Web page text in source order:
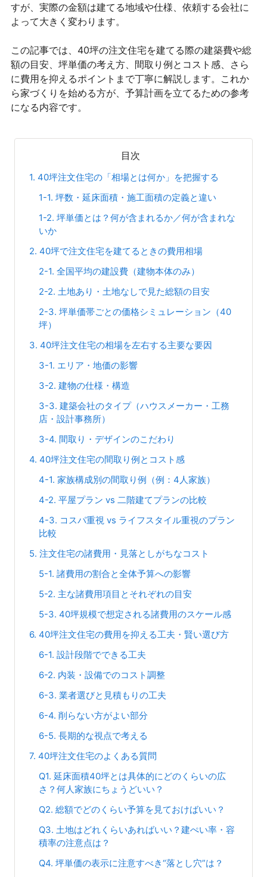
すが、実際の金額は建てる地域や仕様、依頼する会社に
よって大きく変わります。
この記事では、40坪の注文住宅を建てる際の建築費や総
額の目安、坪単価の考え方、間取り例とコスト感、さら
に費用を抑えるポイントまで丁寧に解説します。これか
ら家づくりを始める方が、予算計画を立てるための参考
になる内容です。
目次
1. 40坪注文住宅の「相場とは何か」を把握する
1-1. 坪数・延床面積・施工面積の定義と違い
1-2. 坪単価とは？何が含まれるか／何が含まれな
いか
2. 40坪で注文住宅を建てるときの費用相場
2-1. 全国平均の建設費（建物本体のみ）
2-2. 土地あり・土地なしで見た総額の目安
2-3. 坪単価帯ごとの価格シミュレーション（40
坪）
3. 40坪注文住宅の相場を左右する主要な要因
3-1. エリア・地価の影響
3-2. 建物の仕様・構造
3-3. 建築会社のタイプ（ハウスメーカー・工務
店・設計事務所）
3-4. 間取り・デザインのこだわり
4. 40坪注文住宅の間取り例とコスト感
4-1. 家族構成別の間取り例（例：4人家族）
4-2. 平屋プラン vs 二階建てプランの比較
4-3. コスパ重視 vs ライフスタイル重視のプラン
比較
5. 注文住宅の諸費用・見落としがちなコスト
5-1. 諸費用の割合と全体予算への影響
5-2. 主な諸費用項目とそれぞれの目安
5-3. 40坪規模で想定される諸費用のスケール感
6. 40坪注文住宅の費用を抑える工夫・賢い選び方
6-1. 設計段階でできる工夫
6-2. 内装・設備でのコスト調整
6-3. 業者選びと見積もりの工夫
6-4. 削らない方がよい部分
6-5. 長期的な視点で考える
7. 40坪注文住宅のよくある質問
Q1. 延床面積40坪とは具体的にどのくらいの広
さ？何人家族にちょうどいい？
Q2. 総額でどのくらい予算を見ておけばいい？
Q3. 土地はどれくらいあればいい？建ぺい率・容
積率の注意点は？
Q4. 坪単価の表示に注意すべき“落とし穴”は？